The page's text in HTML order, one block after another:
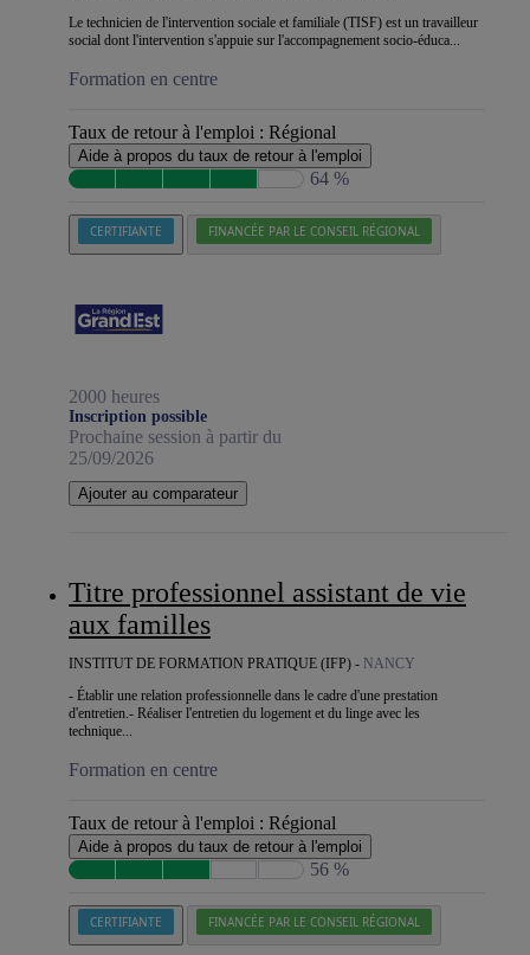
Le technicien de l'intervention sociale et familiale (TISF) est un travailleur
social dont l'intervention s'appuie sur l'accompagnement socio-éduca...
Formation en centre
Taux de retour à l'emploi : Régional
Aide à propos du taux de retour à l'emploi
64 %
CERTIFIANTE FINANCÉE PAR LE CONSEIL RÉGIONAL
2000 heures
Inscription possible
Prochaine session à partir du
25/09/2026
Ajouter au comparateur
Titre professionnel assistant de vie
aux familles
INSTITUT DE FORMATION PRATIQUE (IFP) - NANCY
- Établir une relation professionnelle dans le cadre d'une prestation
d'entretien.- Réaliser l'entretien du logement et du linge avec les
technique...
Formation en centre
Taux de retour à l'emploi : Régional
Aide à propos du taux de retour à l'emploi
56 %
CERTIFIANTE FINANCÉE PAR LE CONSEIL RÉGIONAL